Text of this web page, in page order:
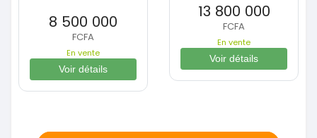
8 500 000
FCFA
En vente
Voir détails
13 800 000
FCFA
En vente
Voir détails